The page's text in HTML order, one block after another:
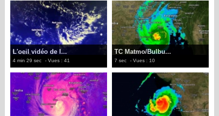
L'oeil vidéo de l...
4 min 29 sec - Vues : 41
TC Matmo/Bulbu...
7 sec - Vues : 10